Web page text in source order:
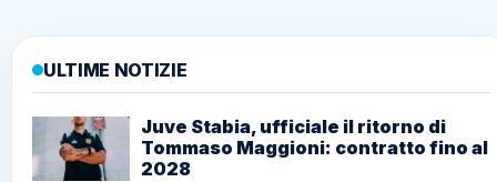
ULTIME NOTIZIE
Juve Stabia, ufficiale il ritorno di
Tommaso Maggioni: contratto fino al
2028